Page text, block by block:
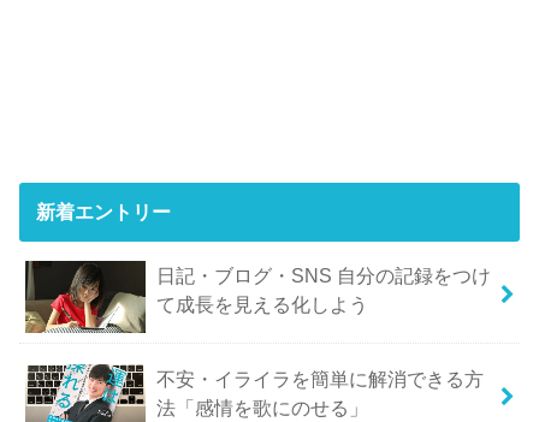
新着エントリー
日記・ブログ・SNS 自分の記録をつけ
て成長を見える化しよう
不安・イライラを簡単に解消できる方
法「感情を歌にのせる」